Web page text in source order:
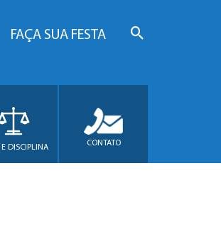
FAÇA SUA FESTA
E DISCIPLINA CONTATO